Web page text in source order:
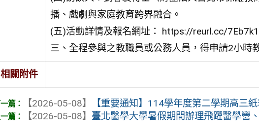
播、戲劇與家庭教育跨界融合。
(五)活動詳情及報名網址： https://reurl.cc/7Eb7k1
三、全程參與之教職員或公務人員，得申請2小時
相關附件
【2026-05-08】
【重要通知】114學年度第二學期高三
【2026-05-08】 臺北醫學大學暑假期間辦理飛躍醫學營